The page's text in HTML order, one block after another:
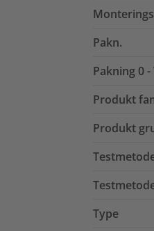
Pakn.
Pakning 0
Produkt
Produkt
Type